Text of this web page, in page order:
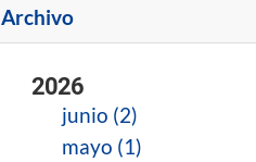
Archivo
2026
junio (2)
mayo (1)